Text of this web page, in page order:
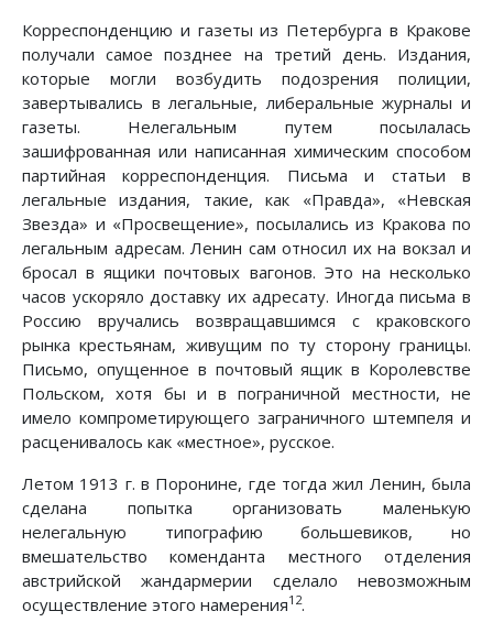
Корреспонденцию и газеты из Петербурга в Кракове
получали самое позднее на третий день. Издания,
которые могли возбудить подозрения полиции,
завертывались в легальные, либеральные журналы и
газеты. Нелегальным путем посылалась
зашифрованная или написанная химическим способом
партийная корреспонденция. Письма и статьи в
легальные издания, такие, как «Правда», «Невская
Звезда» и «Просвещение», посылались из Кракова по
легальным адресам. Ленин сам относил их на вокзал и
бросал в ящики почтовых вагонов. Это на несколько
часов ускоряло доставку их адресату. Иногда письма в
Россию вручались возвращавшимся с краковского
рынка крестьянам, живущим по ту сторону границы.
Письмо, опущенное в почтовый ящик в Королевстве
Польском, хотя бы и в пограничной местности, не
имело компрометирующего заграничного штемпеля и
расценивалось как «местное», русское.
Летом 1913 г. в Поронине, где тогда жил Ленин, была
сделана попытка организовать маленькую
нелегальную типографию большевиков, но
вмешательство коменданта местного отделения
австрийской жандармерии сделало невозможным
осуществление этого намерения12.